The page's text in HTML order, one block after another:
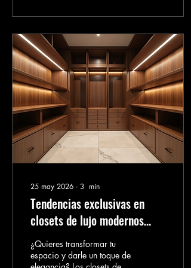
juntos! ¿Por qué elegir
muebles diseñados cdmx
para tu casa? Los muebles
diseñados cdmx ofrecen
algo que no encuentras en
las tiendas comunes:
exclusividad y
funcionalidad adaptada a
ti. ¿Sabías que un mueble
hecho a medida puede
aprovechar mejor el...
25 may 2026 ∙ 3 min
Tendencias exclusivas en
closets de lujo modernos
para tu hogar
¿Quieres transformar tu
espacio y darle un toque de